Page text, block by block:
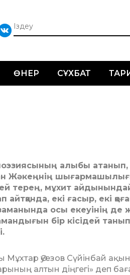
ӨНЕР СҰХБАТ
алыбы
Жәкеңнің
терең, мұхит
айтқанда, екі ғасыр, екі
осы екеуінің де
бір кісідей танып
Әуезов Сүйінбай
алтын дің­гегі» деп